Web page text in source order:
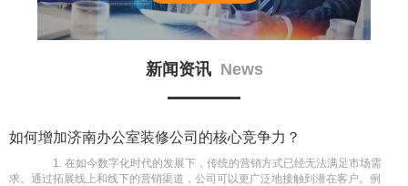
新闻资讯 News
如何增加济南办公室装修公司的核心竞争力？
1. 在如今数字化时代的发展下，传统的营销方式已经无法满足市场需
求。通过拓展线上和线下的营销渠道，公司可以更广泛地接触到潜在客户。例